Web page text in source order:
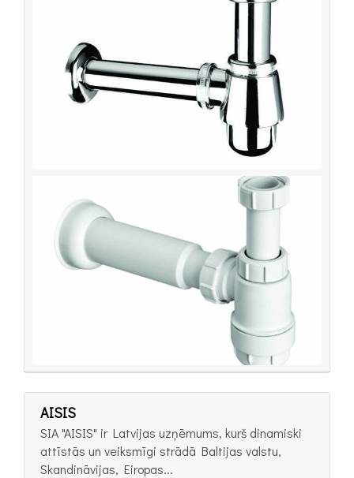
AISIS
SIA "AISIS" ir Latvijas uzņēmums, kurš dinamiski
attīstās un veiksmīgi strādā Baltijas valstu,
Skandināvijas, Eiropas...